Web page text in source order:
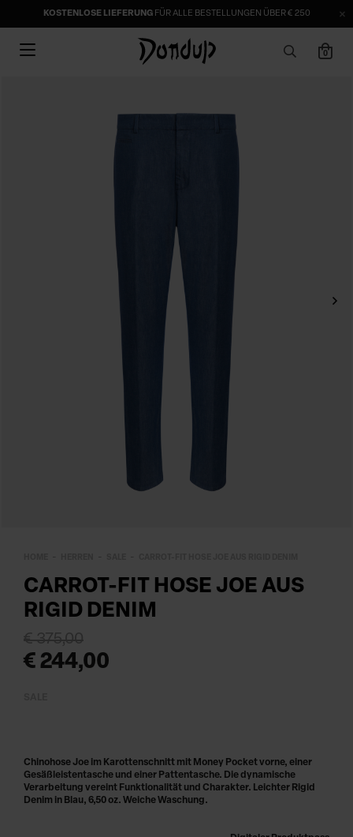
KOSTENLOSE LIEFERUNGFÜR ALLE BESTELLUNGEN ÜBER € 250
0
CARROT-FIT HOSE JOE AUS
RIGID DENIM
€ 244,00
€ 375,00
Chinohose Joe im Karottenschnitt mit Money Pocket vorne, einer
Gesäßleistentasche und einer Pattentasche. Die dynamische
Verarbeitung vereint Funktionalität und Charakter. Leichter Rigid
Denim in Blau, 6,50 oz. Weiche Waschung.